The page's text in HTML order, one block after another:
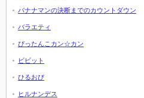
バナナマンの決断までのカウントダウン
バラエティ
ぴったんこカン☆カン
ビビット
ひるおび
ヒルナンデス